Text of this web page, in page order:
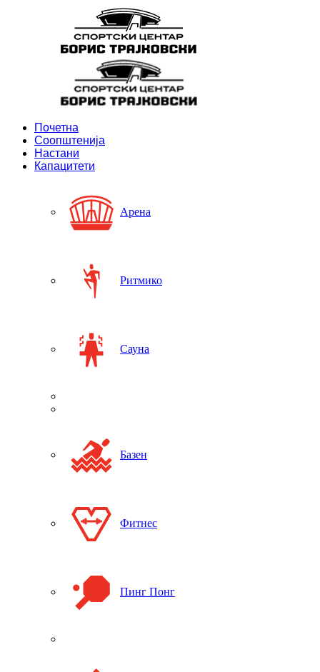
Почетна
Соопштенија
Настани
Капацитети
Арена
Ритмико
Сауна
Базен
Фитнес
Пинг Понг